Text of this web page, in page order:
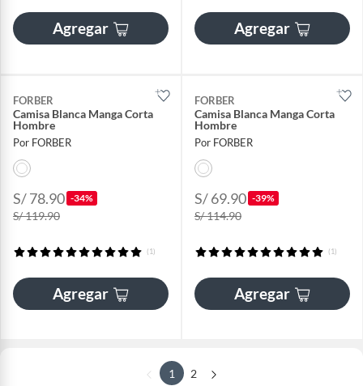
Agregar Agregar
FORBER
Camisa Blanca Manga Corta
Hombre
Por FORBER
S/ 78.90 -34%
S/ 119.90
(1)
Agregar
FORBER
Camisa Blanca Manga Corta
Hombre
Por FORBER
S/ 69.90 -39%
S/ 114.90
(1)
Agregar
1 2